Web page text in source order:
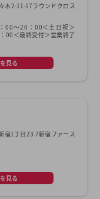
木2-11-17ラウンドクロス
00～20：00＜土日祝＞
00＜最終受付＞営業終了
見る
宿1丁目23-7新宿ファース
見る